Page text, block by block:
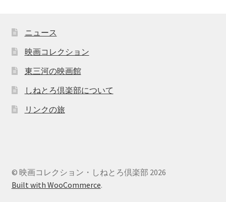
ニュース
映画コレクション
東三河の映画館
しねとろ倶楽部について
リンクの旅
© 映画コレクション・しねとろ倶楽部 2026
Built with WooCommerce.